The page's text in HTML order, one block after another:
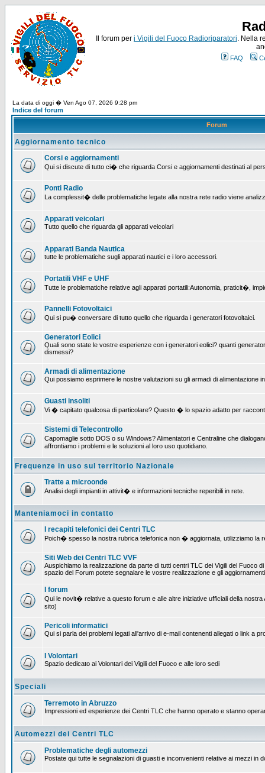
Il forum per i Vigili del Fuoco Radioriparatori. Nella
FAQ
La data di oggi � Ven Ago 07, 2026 9:28 pm
Indice del forum
Forum
Aggiornamento tecnico
Corsi e aggiornamenti
Qui si discute di tutto ci� che riguarda Corsi e aggiornamenti destinati al
Ponti Radio
La complessit� delle problematiche legate alla nostra rete radio viene
Apparati veicolari
Tutto quello che riguarda gli apparati veicolari
Apparati Banda Nautica
tutte le problematiche sugli apparati nautici e i loro accessori.
Portatili VHF e UHF
Tutte le problematiche relative agli apparati portatili:Autonomia, praticit�,
Pannelli Fotovoltaici
Qui si pu� conversare di tutto quello che riguarda i generatori fotovoltaici.
Generatori Eolici
Quali sono state le vostre esperienze con i generatori eolici? quanti
dismessi?
Armadi di alimentazione
Qui possiamo esprimere le nostre valutazioni su gli armadi di alimentazione
Guasti insoliti
Vi � capitato qualcosa di particolare? Questo � lo spazio adatto per
Sistemi di Telecontrollo
Capomaglie sotto DOS o su Windows? Alimentatori e Centraline che
affrontiamo i problemi e le soluzioni al loro uso quotidiano.
Frequenze in uso sul territorio Nazionale
Tratte a microonde
Analisi degli impianti in attivit� e informazioni tecniche reperibili in rete.
Manteniamoci in contatto
I recapiti telefonici dei Centri TLC
Poich� spesso la nostra rubrica telefonica non � aggiornata, utilizziamo la
Siti Web dei Centri TLC VVF
Auspichiamo la realizzazione da parte di tutti centri TLC dei Vigili del Fuoco
spazio del Forum potete segnalare le vostre realizzazione e gli
I forum
Qui le novit� relative a questo forum e alle altre iniziative ufficiali della
sito)
Pericoli informatici
Qui si parla dei problemi legati all'arrivo di e-mail contenenti allegati o link a
I Volontari
Spazio dedicato ai Volontari dei Vigili del Fuoco e alle loro sedi
Speciali
Terremoto in Abruzzo
Impressioni ed esperienze dei Centri TLC che hanno operato e stanno
Automezzi dei Centri TLC
Problematiche degli automezzi
Postate qui tutte le segnalazioni di guasti e inconvenienti relative ai mezzi in